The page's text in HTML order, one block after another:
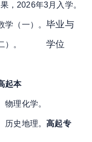
，2026年3月入学。
（一） 。
。
起本
物理化学。
历史地理。高起专
毕业与
学位